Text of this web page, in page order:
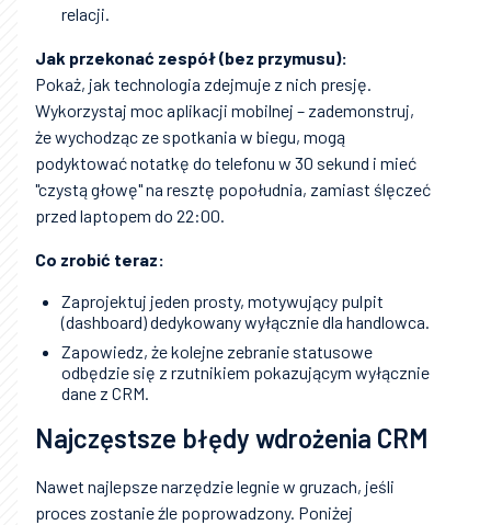
relacji.
Jak przekonać zespół (bez przymusu):
Pokaż, jak technologia zdejmuje z nich presję.
Wykorzystaj moc aplikacji mobilnej – zademonstruj,
że wychodząc ze spotkania w biegu, mogą
podyktować notatkę do telefonu w 30 sekund i mieć
"czystą głowę" na resztę popołudnia, zamiast ślęczeć
przed laptopem do 22:00.
Co zrobić teraz:
Zaprojektuj jeden prosty, motywujący pulpit
(dashboard) dedykowany wyłącznie dla handlowca.
Zapowiedz, że kolejne zebranie statusowe
odbędzie się z rzutnikiem pokazującym wyłącznie
dane z CRM.
Najczęstsze błędy wdrożenia CRM
Nawet najlepsze narzędzie legnie w gruzach, jeśli
proces zostanie źle poprowadzony. Poniżej